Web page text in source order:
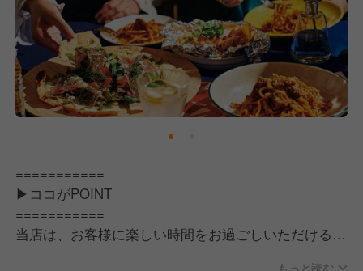
【求める人物像】
私たちの考えに共感・賛同していただけることを前提
に、「自分の意志・想い・考えをしっかりと持ってい
る人」を求めています。
やりたいことや目標など明確に持っていると、自然と
自主的に行動できます。
こうした熱量のある方でしたら、すぐに活躍できる職
【こんな方にピッタリ】
・食べることや料理が大好きな人
・自分らしい接客でお客様を喜ばせたい人
・様々な人と関わり、コミュニティを広げたい人
===========
▶ココがPOINT
===========
当店は、お客様に楽しい時間をお過ごしいただける心
もっと読む